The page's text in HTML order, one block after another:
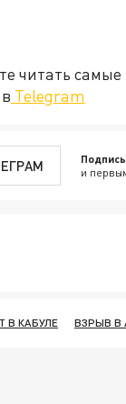
читать
Telegram
и
В КАБУЛЕ ВЗРЫВ В